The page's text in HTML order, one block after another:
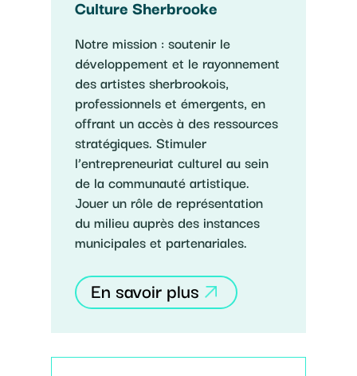
Culture Sherbrooke
Notre mission : soutenir le
développement et le rayonnement
des artistes sherbrookois,
professionnels et émergents, en
offrant un accès à des ressources
stratégiques. Stimuler
l’entrepreneuriat culturel au sein
de la communauté artistique.
Jouer un rôle de représentation
du milieu auprès des instances
municipales et partenariales.
En savoir plus